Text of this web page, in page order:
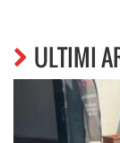
Contratti
ULTIMI